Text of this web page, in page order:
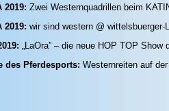
2019: Zwei Westernquadrillen beim
2019: wir sind western @
„LaOra” – die neue HOP TOP Show
des Pferdesports: Westernreiten auf